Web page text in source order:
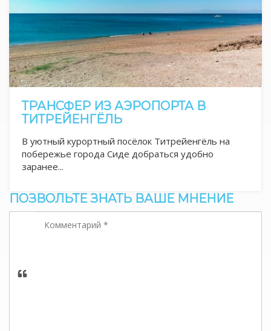
ТРАНСФЕР ИЗ АЭРОПОРТА В
ТИТРЕЙЕНГЁЛЬ
В уютный курортный посёлок Титрейенгёль на
побережье города Сиде добраться удобно
заранее...
ПОЗВОЛЬТЕ ЗНАТЬ ВАШЕ МНЕНИЕ